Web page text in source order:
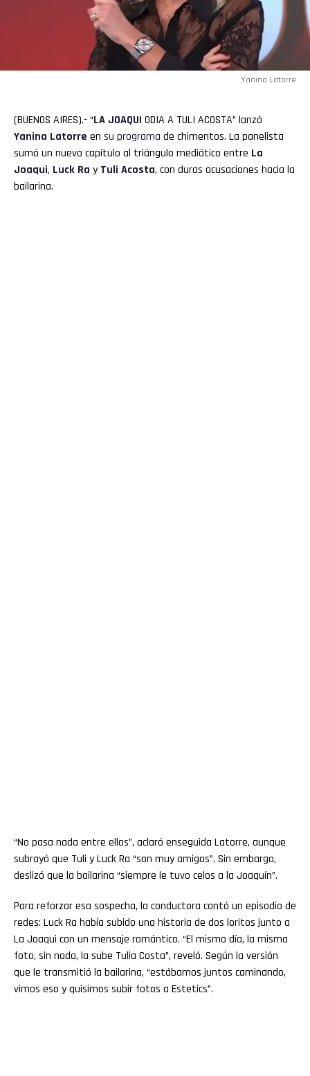
Yanina Latorre
(BUENOS AIRES).- “LA JOAQUI ODIA A TULI ACOSTA” lanzó
Yanina Latorre en su programa de chimentos. La panelista
sumó un nuevo capítulo al triángulo mediático entre La
Joaqui, Luck Ra y Tuli Acosta, con duras acusaciones hacia la
bailarina.
“No pasa nada entre ellos”, aclaró enseguida Latorre, aunque
subrayó que Tuli y Luck Ra “son muy amigos”. Sin embargo,
deslizó que la bailarina “siempre le tuvo celos a la Joaquín”.
Para reforzar esa sospecha, la conductora contó un episodio de
redes: Luck Ra había subido una historia de dos loritos junto a
La Joaqui con un mensaje romántico. “El mismo día, la misma
foto, sin nada, la sube Tulia Costa”, reveló. Según la versión
que le transmitió la bailarina, “estábamos juntos caminando,
vimos eso y quisimos subir fotos a Estetics”.